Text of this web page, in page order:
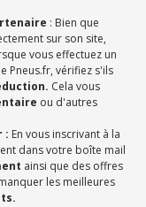
: Bien que
sur son site,
vous effectuez un
Pneus.fr, vérifiez s'ils
Cela vous
ou d'autres
: En vous inscrivant à la
dans votre boîte mail
ainsi que des offres
les meilleures